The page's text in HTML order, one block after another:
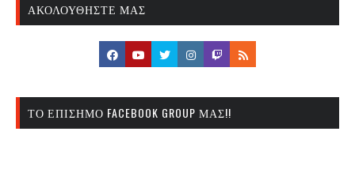
ΑΚΟΛΟΥΘΉΣΤΕ ΜΑΣ
ΤΟ ΕΠΊΣΗΜΟ FACEBOOK GROUP ΜΑΣ!!